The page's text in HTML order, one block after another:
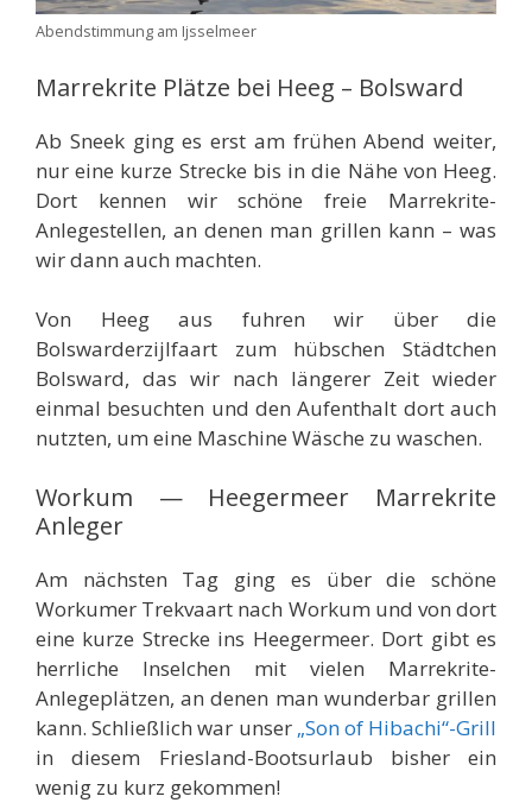
Abendstimmung am Ijsselmeer
Marrekrite Plätze bei Heeg – Bolsward
Ab Sneek ging es erst am frühen Abend weiter,
nur eine kurze Strecke bis in die Nähe von Heeg.
Dort kennen wir schöne freie Marrekrite-
Anlegestellen, an denen man grillen kann – was
wir dann auch machten.
Von Heeg aus fuhren wir über die
Bolswarderzijlfaart zum hübschen Städtchen
Bolsward, das wir nach längerer Zeit wieder
einmal besuchten und den Aufenthalt dort auch
nutzten, um eine Maschine Wäsche zu waschen.
Workum — Heegermeer Marrekrite
Anleger
Am nächsten Tag ging es über die schöne
Workumer Trekvaart nach Workum und von dort
eine kurze Strecke ins Heegermeer. Dort gibt es
herrliche Inselchen mit vielen Marrekrite-
Anlegeplätzen, an denen man wunderbar grillen
kann. Schließlich war unser „Son of Hibachi“-Grill
in diesem Friesland-Bootsurlaub bisher ein
wenig zu kurz gekommen!